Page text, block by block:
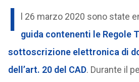
I l 26 marzo 2020 sono state
guida contenenti le Regole
sottoscrizione elettronica di
dell’art. 20 del CAD. Durante il